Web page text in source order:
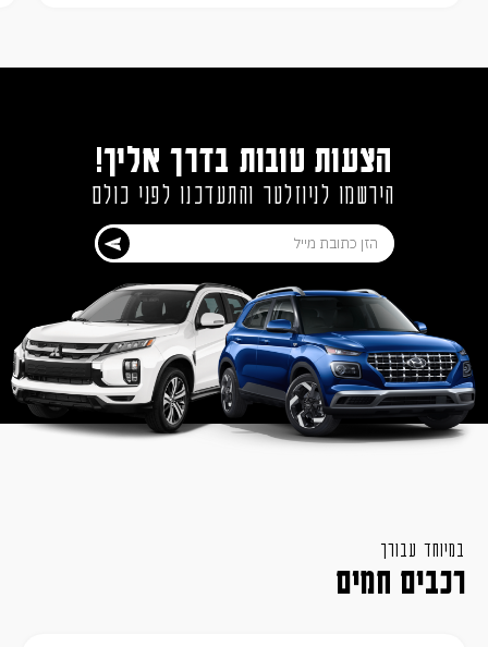
הצעות טובות בדרך אליך!
הירשמו לניוזלטר והתעדכנו לפני כולם
במיוחד עבורך
רכבים חמים